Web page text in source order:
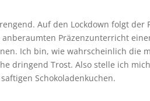
Auf den Lockdown folgt der
Präzenzunterricht
Ich bin, wie wahrscheinlich die
dringend Trost. Also stelle ich
Schokoladenkuchen.